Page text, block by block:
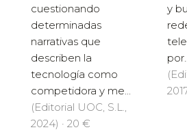
cuestionando
determinadas
narrativas que
describen la
tecnología como
competidora y me...
(Editorial UOC, S.L.,
2024) · 20 €
y